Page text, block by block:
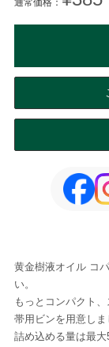
通常価格：
黄金樹液オイル コ
い。
もっとコンパクト
帯用ビンを用意しま
詰め込める量は最